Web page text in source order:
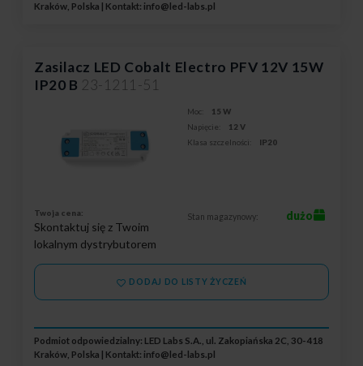
Kraków, Polska | Kontakt: info@led-labs.pl
Zasilacz LED Cobalt Electro PFV 12V 15W
IP20 B 23-1211-51
Moc:
15 W
Napięcie:
12 V
Klasa szczelności:
IP20
Twoja cena:
Skontaktuj się z Twoim
lokalnym dystrybutorem
Stan magazynowy: dużo
DODAJ DO LISTY ŻYCZEŃ
Podmiot odpowiedzialny: LED Labs S.A., ul. Zakopiańska 2C, 30-418
Kraków, Polska | Kontakt: info@led-labs.pl